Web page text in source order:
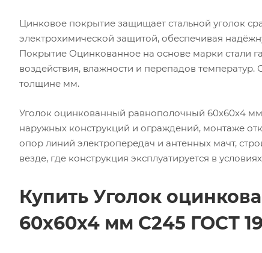
Цинковое покрытие защищает стальной уголок
электрохимической защитой, обеспечивая
Покрытие Оцинкованное на основе марки стали
воздействия, влажности и перепадов
толщине мм.
Уголок оцинкованный равнополочный 60х60х4 мм
наружных конструкций и ограждений, монтаже
опор линий электропередач и антенных мачт,
везде, где конструкция эксплуатируется в
Купить Уголок
60х60х4 мм С245 ГОСТ